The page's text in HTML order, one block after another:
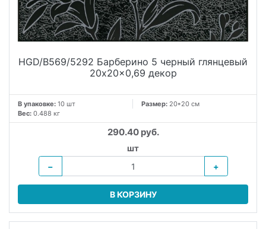
HGD/B569/5292 Барберино 5 черный глянцевый
20x20x0,69 декор
В упаковке: 10 шт Размер: 20*20 см
Вес: 0.488 кг
290.40 руб.
шт
−
+
В КОРЗИНУ